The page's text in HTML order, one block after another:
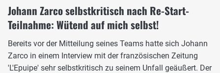
Johann Zarco selbstkritisch nach Re-Start-
Teilnahme: Wütend auf mich selbst!
Bereits vor der Mitteilung seines Teams hatte sich Johann
Zarco in einem Interview mit der französischen Zeitung
'L'Epuipe' sehr selbstkritisch zu seinem Unfall geäußert. Der